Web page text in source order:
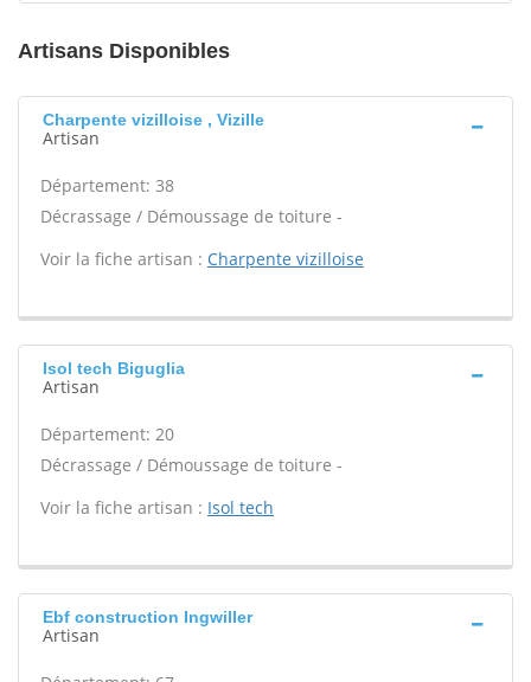
Artisans Disponibles
Charpente vizilloise , Vizille
Artisan
Département: 38
Décrassage / Démoussage de toiture -
Voir la fiche artisan : Charpente vizilloise
Isol tech Biguglia
Artisan
Département: 20
Décrassage / Démoussage de toiture -
Voir la fiche artisan : Isol tech
Ebf construction Ingwiller
Artisan